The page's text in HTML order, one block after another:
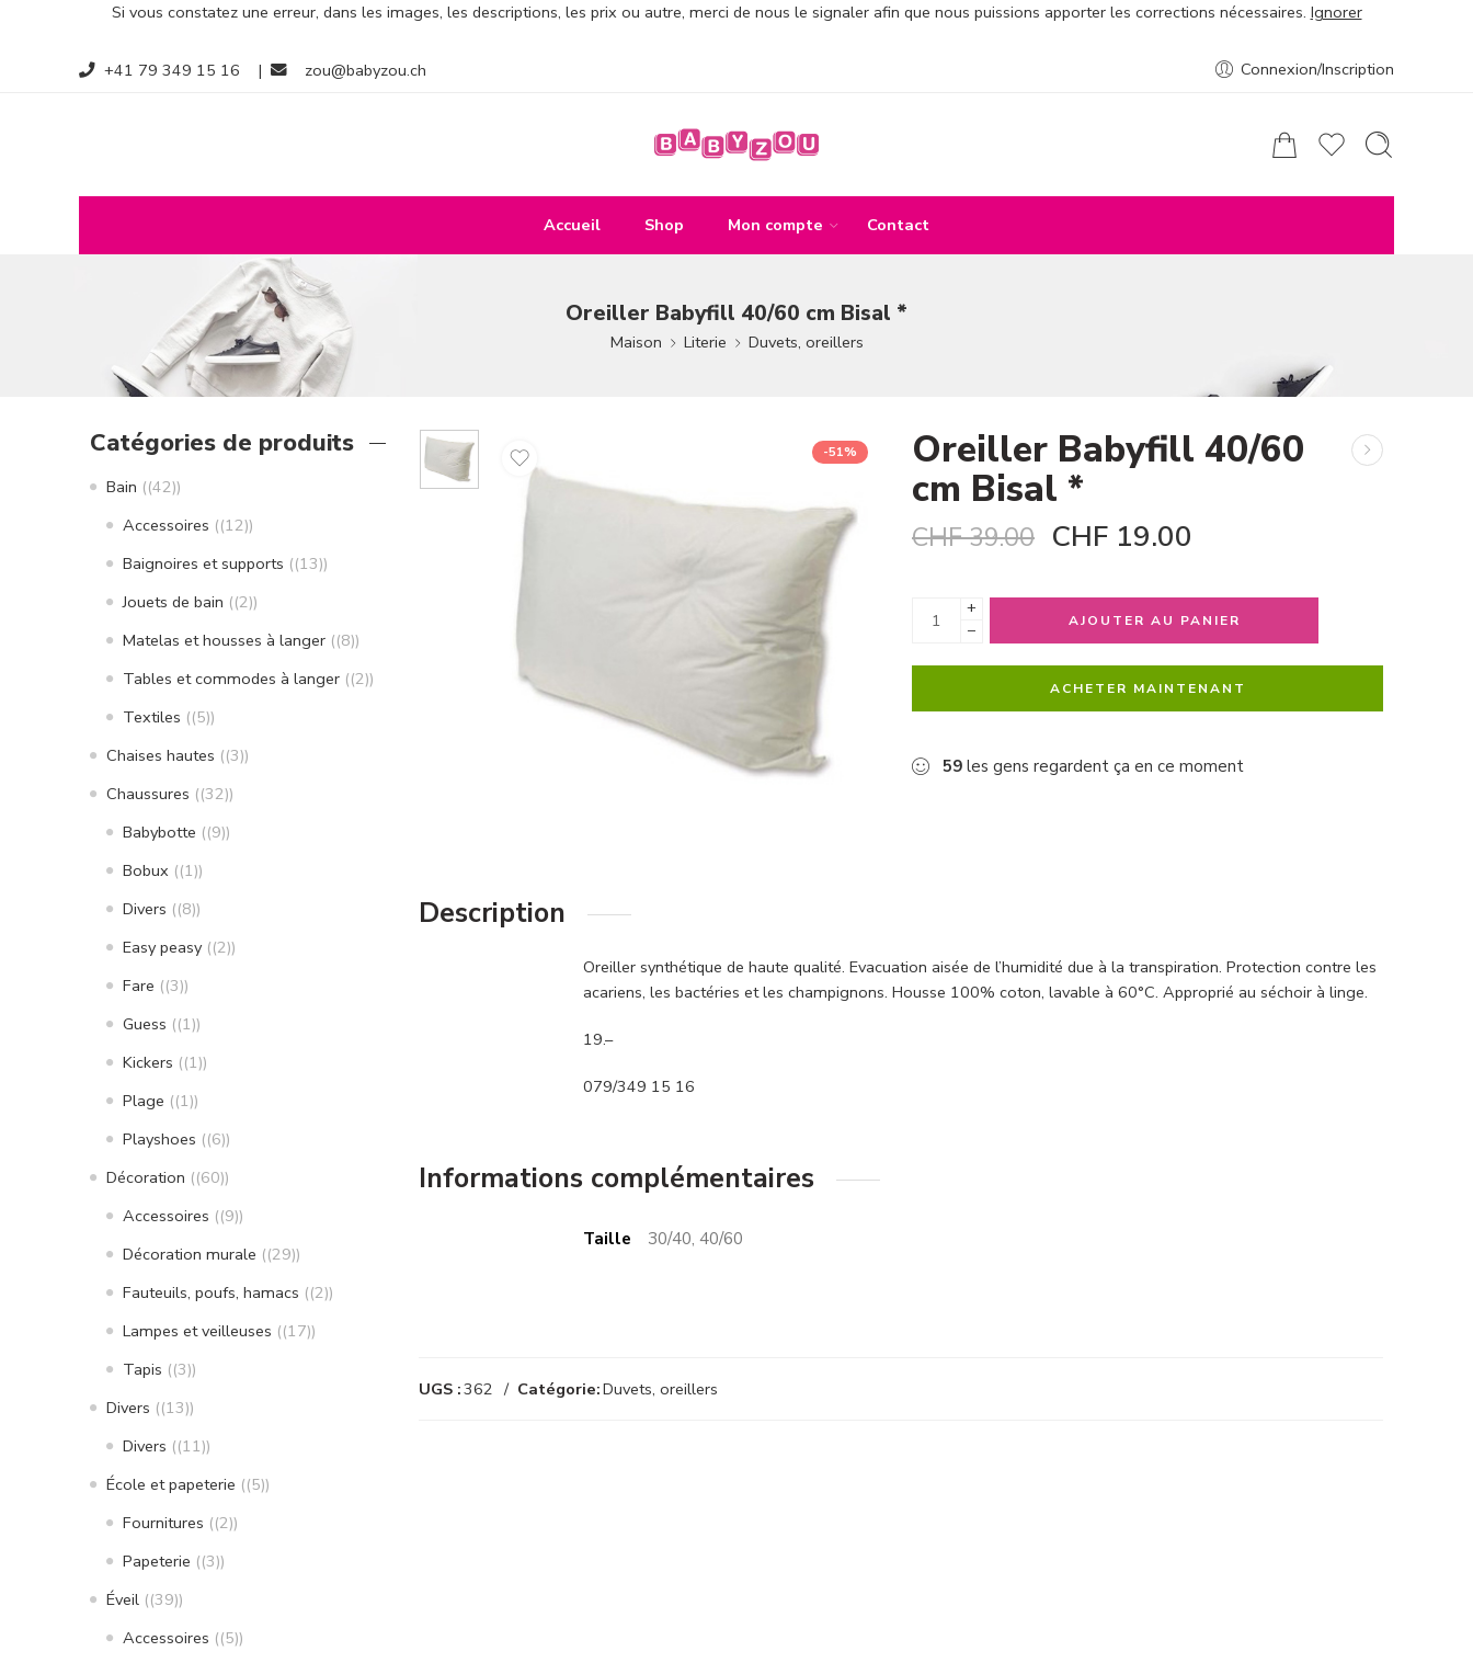
Si vous constatez une erreur, dans les images, les descriptions, les prix ou autre, merci de nous le signaler afin que nous puissions apporter les corrections nécessaires. Ignorer
+41 79 349 15 16 | zou@babyzou.ch Connexion/Inscription
Accueil Shop Mon compte Contact
Oreiller Babyfill 40/60 cm Bisal *
Maison Literie Duvets, oreillers
-51% Oreiller Babyfill 40/60
cm Bisal *
CHF39.00 CHF 19.00
+
−
AJOUTER AU PANIER
ACHETER MAINTENANT
59 les gens regardent ça en ce moment
Description
Oreiller synthétique de haute qualité. Evacuation aisée de l’humidité due à la transpiration. Protection contre les
acariens, les bactéries et les champignons. Housse 100% coton, lavable à 60°C. Approprié au séchoir à linge.
19.–
079/349 15 16
Informations complémentaires
Taille 30/40, 40/60
UGS :362 Catégorie:Duvets, oreillers
Catégories de produits
Bain (42)
Accessoires (12)
Baignoires et supports (13)
Jouets de bain (2)
Matelas et housses à langer (8)
Tables et commodes à langer (2)
Textiles (5)
Chaises hautes (3)
Chaussures (32)
Babybotte (9)
Bobux (1)
Divers (8)
Easy peasy (2)
Fare (3)
Guess (1)
Kickers (1)
Plage (1)
Playshoes (6)
Décoration (60)
Accessoires (9)
Décoration murale (29)
Fauteuils, poufs, hamacs (2)
Lampes et veilleuses (17)
Tapis (3)
Divers (13)
Divers (11)
École et papeterie (5)
Fournitures (2)
Papeterie (3)
Éveil (39)
Accessoires (5)